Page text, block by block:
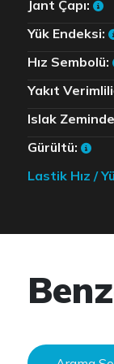
Jant Çapı:
Yük Endeksi:
Hız Sembolü:
Yakıt
Islak
Gürültü:
Lastik Hız /